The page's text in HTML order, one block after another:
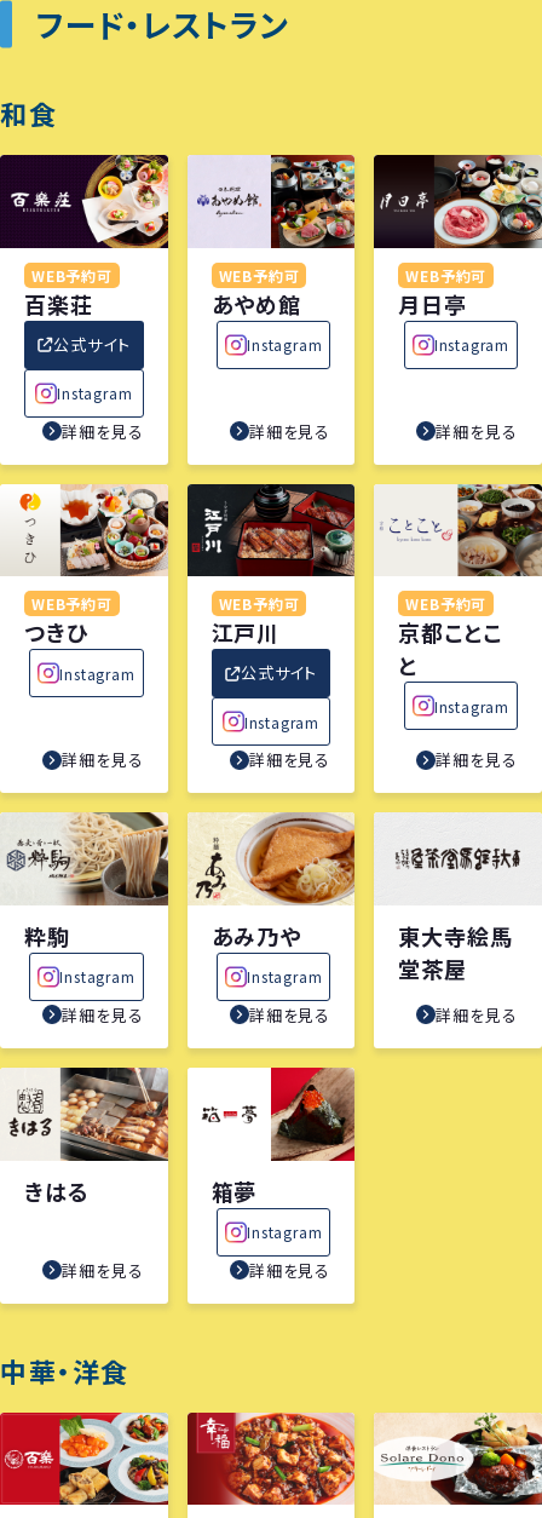
フード・レストラン
和食
WEB予約可
百楽荘
公式サイト
Instagram
詳細を見る
WEB予約可
あやめ館
Instagram
詳細を見る
WEB予約可
月日亭
Instagram
詳細を見る
WEB予約可
つきひ
Instagram
詳細を見る
WEB予約可
江戸川
公式サイト
Instagram
詳細を見る
WEB予約可
京都ことこ
と
Instagram
詳細を見る
粋駒
Instagram
詳細を見る
あみ乃や
Instagram
詳細を見る
東大寺絵馬
堂茶屋
詳細を見る
きはる
詳細を見る
箱夢
Instagram
詳細を見る
中華・洋食